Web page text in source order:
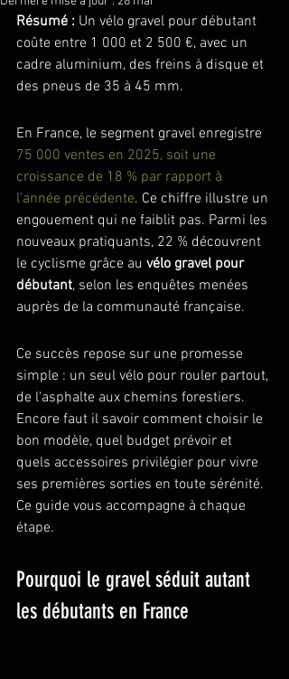
Résumé : Un vélo gravel pour débutant
coûte entre 1 000 et 2 500 €, avec un
cadre aluminium, des freins à disque et
des pneus de 35 à 45 mm.
En France, le segment gravel enregistre
75 000 ventes en 2025, soit une
croissance de 18 % par rapport à
l'année précédente. Ce chiffre illustre un
engouement qui ne faiblit pas. Parmi les
nouveaux pratiquants, 22 % découvrent
le cyclisme grâce au vélo gravel pour
débutant, selon les enquêtes menées
auprès de la communauté française.
Ce succès repose sur une promesse
simple : un seul vélo pour rouler partout,
de l'asphalte aux chemins forestiers.
Encore faut il savoir comment choisir le
bon modèle, quel budget prévoir et
quels accessoires privilégier pour vivre
ses premières sorties en toute sérénité.
Ce guide vous accompagne à chaque
étape.
Pourquoi le gravel séduit autant
les débutants en France